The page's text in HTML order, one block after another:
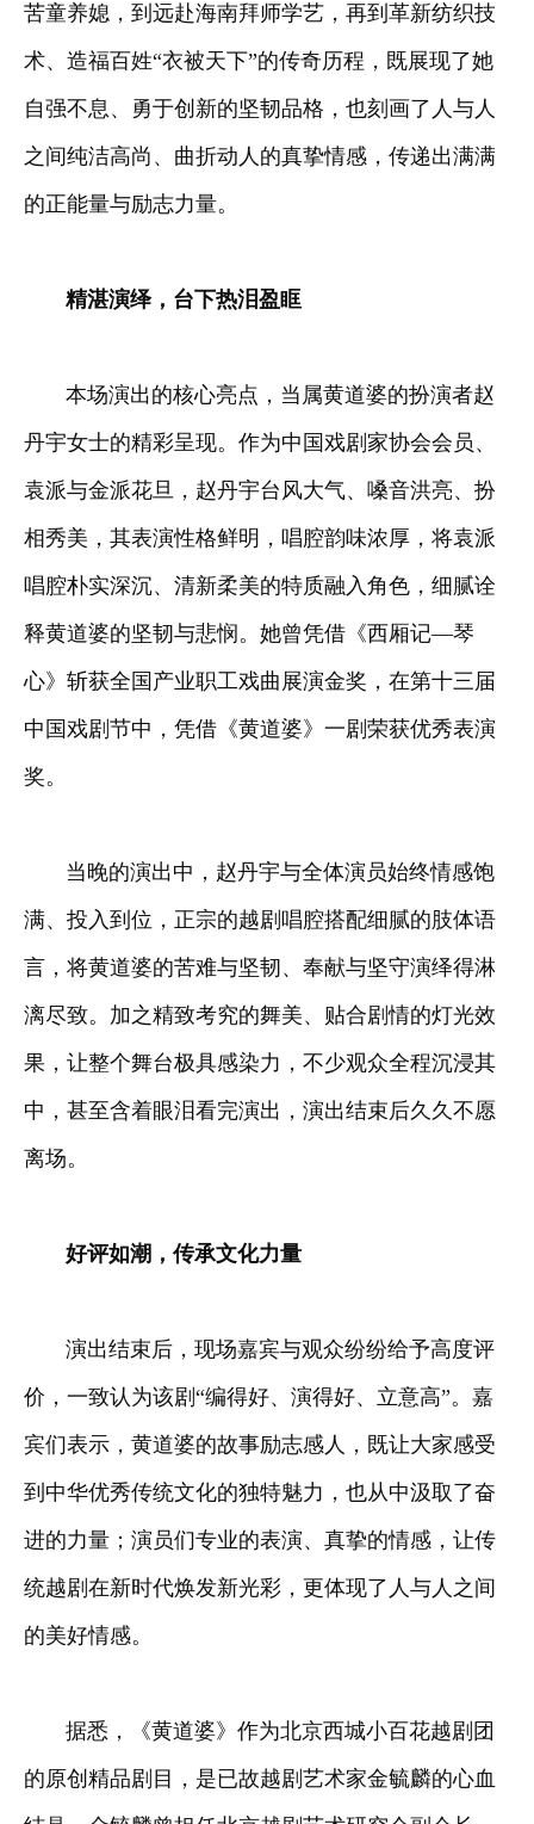
苦童养媳，到远赴海南拜师学艺，再到革新纺织技
术、造福百姓“衣被天下”的传奇历程，既展现了她
自强不息、勇于创新的坚韧品格，也刻画了人与人
之间纯洁高尚、曲折动人的真挚情感，传递出满满
的正能量与励志力量。
精湛演绎，台下热泪盈眶
本场演出的核心亮点，当属黄道婆的扮演者赵
丹宇女士的精彩呈现。作为中国戏剧家协会会员、
袁派与金派花旦，赵丹宇台风大气、嗓音洪亮、扮
相秀美，其表演性格鲜明，唱腔韵味浓厚，将袁派
唱腔朴实深沉、清新柔美的特质融入角色，细腻诠
释黄道婆的坚韧与悲悯。她曾凭借《西厢记—琴
心》斩获全国产业职工戏曲展演金奖，在第十三届
中国戏剧节中，凭借《黄道婆》一剧荣获优秀表演
奖。
当晚的演出中，赵丹宇与全体演员始终情感饱
满、投入到位，正宗的越剧唱腔搭配细腻的肢体语
言，将黄道婆的苦难与坚韧、奉献与坚守演绎得淋
漓尽致。加之精致考究的舞美、贴合剧情的灯光效
果，让整个舞台极具感染力，不少观众全程沉浸其
中，甚至含着眼泪看完演出，演出结束后久久不愿
离场。
好评如潮，传承文化力量
演出结束后，现场嘉宾与观众纷纷给予高度评
价，一致认为该剧“编得好、演得好、立意高”。嘉
宾们表示，黄道婆的故事励志感人，既让大家感受
到中华优秀传统文化的独特魅力，也从中汲取了奋
进的力量；演员们专业的表演、真挚的情感，让传
统越剧在新时代焕发新光彩，更体现了人与人之间
的美好情感。
据悉，《黄道婆》作为北京西城小百花越剧团
的原创精品剧目，是已故越剧艺术家金毓麟的心血